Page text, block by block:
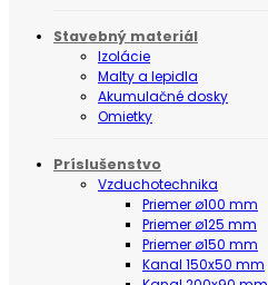
Stavebný materiál
Izolácie
Malty a lepidla
Akumulačné dosky
Omietky
Príslušenstvo
Vzduchotechnika
Priemer ø100 mm
Priemer ø125 mm
Priemer ø150 mm
Kanal 150x50 mm